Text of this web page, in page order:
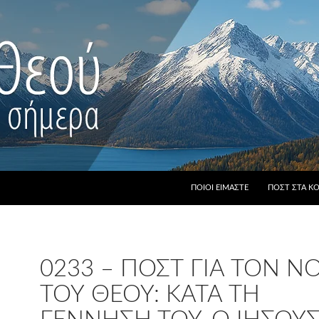
ΠΟΙΟΙ ΕΊΜΑΣΤΕ ΠΟΣΤ ΣΤΑ
0233 – ΠΟΣΤ ΓΙΑ ΤΟΝ
ΤΟΥ ΘΕΟΎ: ΚΑΤΆ ΤΗ